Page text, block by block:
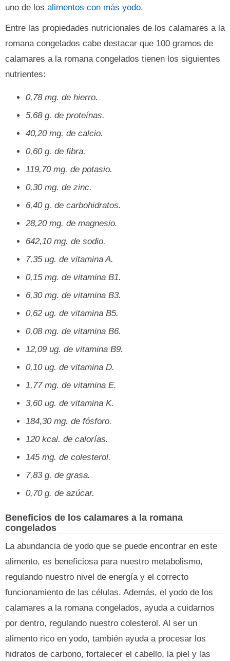
uno de los alimentos con más yodo.
Entre las propiedades nutricionales de los calamares a la
romana congelados cabe destacar que 100 gramos de
calamares a la romana congelados tienen los siguientes
nutrientes:
0,78 mg. de hierro.
5,68 g. de proteínas.
40,20 mg. de calcio.
0,60 g. de fibra.
119,70 mg. de potasio.
0,30 mg. de zinc.
6,40 g. de carbohidratos.
28,20 mg. de magnesio.
642,10 mg. de sodio.
7,35 ug. de vitamina A.
0,15 mg. de vitamina B1.
6,30 mg. de vitamina B3.
0,62 ug. de vitamina B5.
0,08 mg. de vitamina B6.
12,09 ug. de vitamina B9.
0,10 ug. de vitamina D.
1,77 mg. de vitamina E.
3,60 ug. de vitamina K.
184,30 mg. de fósforo.
120 kcal. de calorías.
145 mg. de colesterol.
7,83 g. de grasa.
0,70 g. de azúcar.
Beneficios de los calamares a la romana
congelados
La abundancia de yodo que se puede encontrar en este
alimento, es beneficiosa para nuestro metabolismo,
regulando nuestro nivel de energía y el correcto
funcionamiento de las células. Además, el yodo de los
calamares a la romana congelados, ayuda a cuidarnos
por dentro, regulando nuestro colesterol. Al ser un
alimento rico en yodo, también ayuda a procesar los
hidratos de carbono, fortalecer el cabello, la piel y las